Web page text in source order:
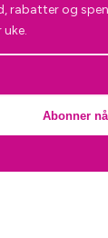
rabatter og
Abonner nå